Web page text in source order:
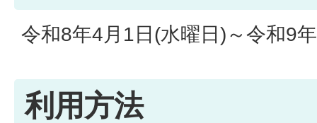
令和8年4月1日(水曜日)～令和9
利用方法